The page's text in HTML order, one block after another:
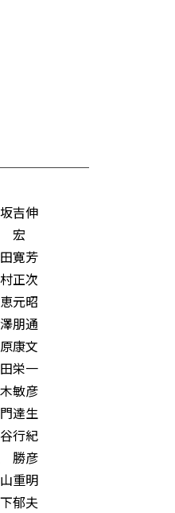
伸
芳
次
昭
通
文
一
彦
達生
紀
彦
明
郁夫